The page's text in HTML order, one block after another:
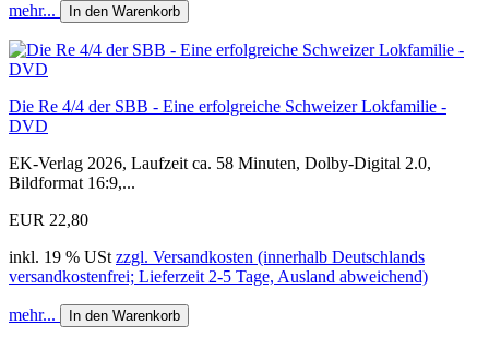
mehr... In den Warenkorb
Die Re 4/4 der SBB - Eine erfolgreiche Schweizer Lokfamilie -
DVD
EK-Verlag 2026, Laufzeit ca. 58 Minuten, Dolby-Digital 2.0,
Bildformat 16:9,...
EUR 22,80
inkl. 19 % USt zzgl. Versandkosten (innerhalb Deutschlands
versandkostenfrei; Lieferzeit 2-5 Tage, Ausland abweichend)
mehr... In den Warenkorb